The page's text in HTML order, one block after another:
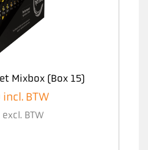
Mixbox (Box 15)
incl. BTW
excl. BTW